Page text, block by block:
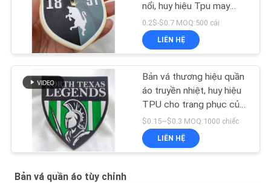
nổi, huy hiệu Tpu may
mặc
0.2$-$0.7 MOQ:500 cái
LIÊN HỆ
Bản vá thương hiệu quần
áo truyền nhiệt, huy hiệu
TPU cho trang phục của
đội
$0.15~$0.3 MOQ:1000 chiếc
LIÊN HỆ
Bản vá quần áo tùy chỉnh